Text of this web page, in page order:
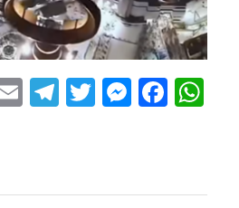
W
ha
A
Fa
ce
ok
M
es
ng
T
wi
r
Te
le
a